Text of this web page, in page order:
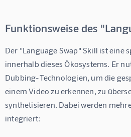
Funktionsweise des
Der "Language Swap" Skill ist eine
innerhalb dieses Ökosystems. Er
Dubbing-Technologien, um die
einem Video zu erkennen, zu
synthetisieren. Dabei werden
integriert: